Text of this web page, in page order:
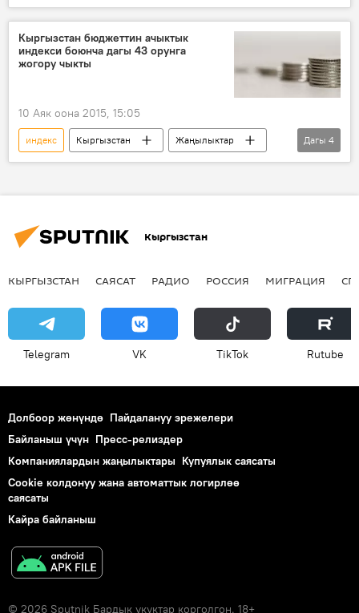
Жаңылыктар
Экономика
Улуттук стратегиялык изилдөөлөр институту
Кыргызстан бюджеттин ачыктык
индекси боюнча дагы 43 орунга
жогору чыкты
10 Аяк оона 2015, 15:05
индекс Кыргызстан
Жаңылыктар
Экономика
бюджет
упай
Дагы 4
Кыргызстан
КЫРГЫЗСТАН САЯСАТ РАДИО РОССИЯ МИГРАЦИЯ
Telegram VK ТikТоk Rutube
Долбоор жөнүндө Пайдалануу эрежелери
Байланыш үчүн Пресс-релиздер
Компаниялардын жаңылыктары Купуялык саясаты
Cookie колдонуу жана автоматтык логирлөө
саясаты
Кайра байланыш
© 2026 Sputnik Бардык укуктар корголгон. 18+